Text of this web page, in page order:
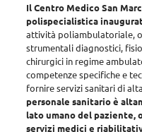
Il Centro Medico San
polispecialistica
attività poliambulatoriale,
strumentali diagnostici,
chirurgici in regime
competenze specifiche e
fornire servizi sanitari di
personale sanitario è
lato umano del paziente,
servizi medici e